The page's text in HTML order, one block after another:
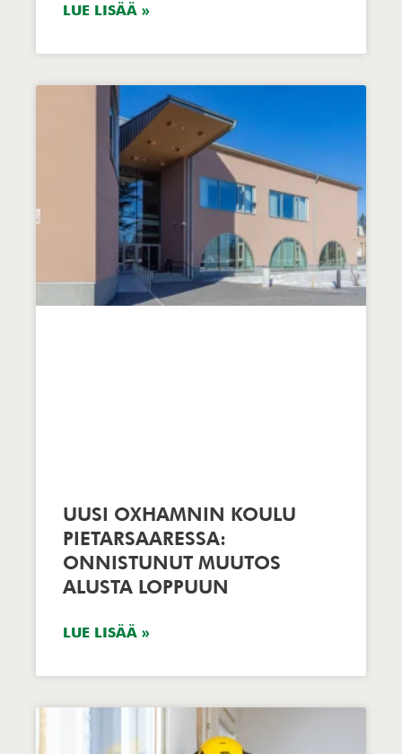
LUE LISÄÄ »
UUSI OXHAMNIN KOULU
PIETARSAARESSA:
ONNISTUNUT MUUTOS
ALUSTA LOPPUUN
LUE LISÄÄ »